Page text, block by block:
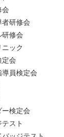
会
者研修会
研修会
ニック
定会
導員検定会
ー検定会
テスト